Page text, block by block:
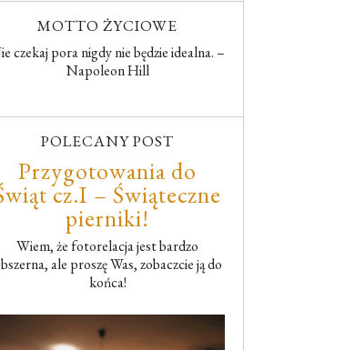
MOTTO ŻYCIOWE
czekaj pora nigdy nie będzie idealna. –
Napoleon Hill
POLECANY POST
Przygotowania do
cz.I – Świąteczne
pierniki!
Wiem, że fotorelacja jest bardzo
ale proszę Was, zobaczcie ją do
końca!